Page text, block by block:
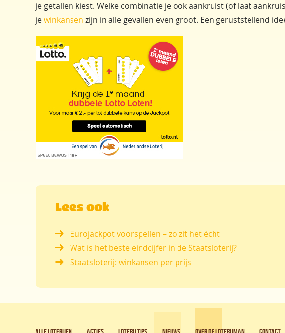
je getallen kiest. Welke combinatie je ook aankruist (of laat
jewinkansen zijn in alle gevallen even groot. Een geruststellend
Lees ook
Eurojackpot voorspellen – zo zit het écht
Wat is het beste eindcijfer in de Staatsloterij?
Staatsloterij: winkansen per prijs